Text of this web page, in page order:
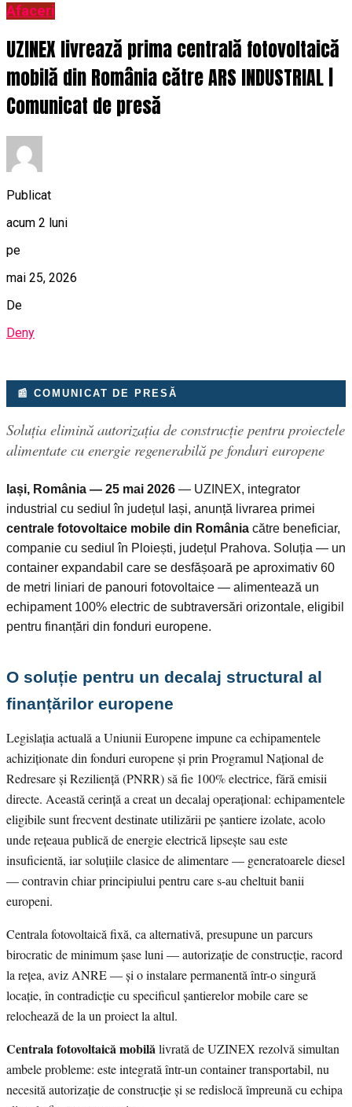
Afaceri
UZINEX livrează prima centrală fotovoltaică
mobilă din România către ARS INDUSTRIAL |
Comunicat de presă
Publicat
acum 2 luni
pe
mai 25, 2026
De
Deny
📰 COMUNICAT DE PRESĂ
Soluția elimină autorizația de construcție pentru proiectele
alimentate cu energie regenerabilă pe fonduri europene
Iași, România — 25 mai 2026 — UZINEX, integrator
industrial cu sediul în județul Iași, anunță livrarea primei
centrale fotovoltaice mobile din România către beneficiar,
companie cu sediul în Ploiești, județul Prahova. Soluția — un
container expandabil care se desfășoară pe aproximativ 60
de metri liniari de panouri fotovoltaice — alimentează un
echipament 100% electric de subtraversări orizontale, eligibil
pentru finanțări din fonduri europene.
O soluție pentru un decalaj structural al
finanțărilor europene
Legislația actuală a Uniunii Europene impune ca echipamentele
achiziționate din fonduri europene și prin Programul Național de
Redresare și Reziliență (PNRR) să fie 100% electrice, fără emisii
directe. Această cerință a creat un decalaj operațional: echipamentele
eligibile sunt frecvent destinate utilizării pe șantiere izolate, acolo
unde rețeaua publică de energie electrică lipsește sau este
insuficientă, iar soluțiile clasice de alimentare — generatoarele diesel
— contravin chiar principiului pentru care s-au cheltuit banii
europeni.
Centrala fotovoltaică fixă, ca alternativă, presupune un parcurs
birocratic de minimum șase luni — autorizație de construcție, racord
la rețea, aviz ANRE — și o instalare permanentă într-o singură
locație, în contradicție cu specificul șantierelor mobile care se
relochează de la un proiect la altul.
Centrala fotovoltaică mobilălivrată de UZINEX rezolvă simultan
ambele probleme: este integrată într-un container transportabil, nu
necesită autorizație de construcție și se redislocă împreună cu echipa